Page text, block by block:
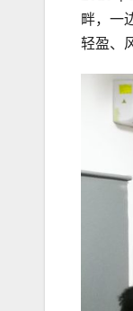
畔，一
轻盈、